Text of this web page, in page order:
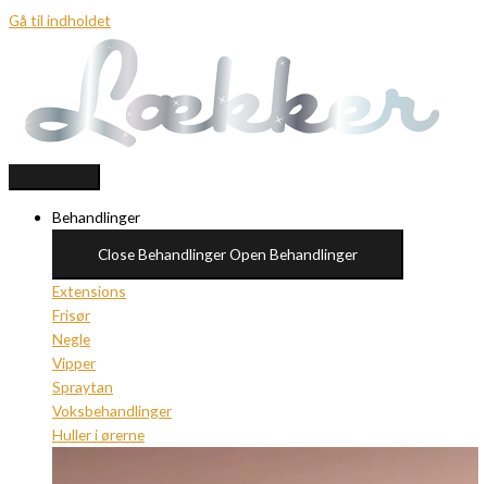
Gå til indholdet
Behandlinger
Close BehandlingerOpen Behandlinger
Extensions
Frisør
Negle
Vipper
Spraytan
Voksbehandlinger
Huller i ørerne